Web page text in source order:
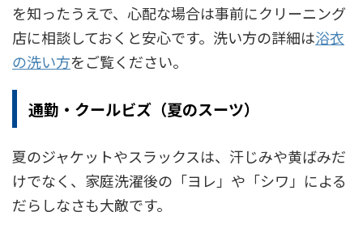
を知ったうえで、心配な場合は事前にクリーニング
店に相談しておくと安心です。洗い方の詳細は浴衣
の洗い方をご覧ください。
通勤・クールビズ（夏のスーツ）
夏のジャケットやスラックスは、汗じみや黄ばみだ
けでなく、家庭洗濯後の「ヨレ」や「シワ」による
だらしなさも大敵です。